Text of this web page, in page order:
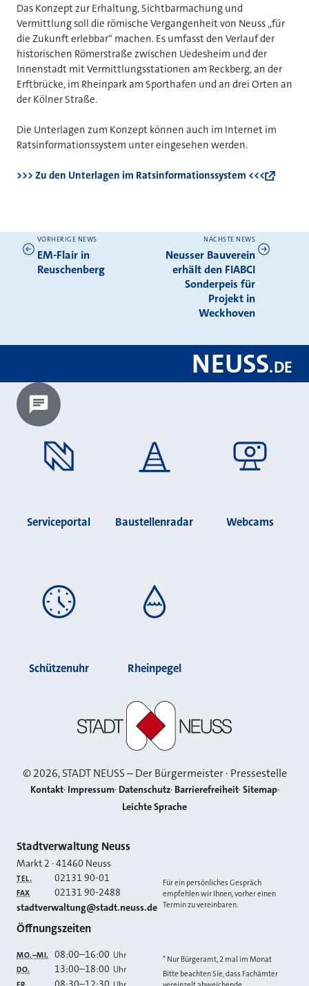
Das Konzept zur Erhaltung, Sichtbarmachung und
Vermittlung soll die römische Vergangenheit von Neuss „für
die Zukunft erlebbar“ machen. Es umfasst den Verlauf der
historischen Römerstraße zwischen Uedesheim und der
Innenstadt mit Vermittlungsstationen am Reckberg, an der
Erftbrücke, im Rheinpark am Sporthafen und an drei Orten an
der Kölner Straße.
Die Unterlagen zum Konzept können auch im Internet im
Ratsinformationssystem unter eingesehen werden.
>>> Zu den Unterlagen im Ratsinformationssystem <<<
Weitere News
VORHERIGE NEWS
EM-Flair in
Reuschenberg
NÄCHSTE NEWS
Neusser Bauverein
erhält den FIABCI
Sonderpeis für
Projekt in
Weckhoven
NEUSS.DE
Chatbot laden?
Serviceportal Baustellenradar Webcams
Schützenuhr Rheinpegel
©2026, STADT NEUSS – Der Bürgermeister · Pressestelle
Kontakt Impressum Datenschutz Barrierefreiheit Sitemap
Leichte Sprache
Kontakt
Stadtverwaltung Neuss
Markt 2 ·41460 Neuss
TEL. 02131 90-01
FAX 02131 90-2488
E-MAIL
stadtverwaltung@stadt.neuss.de
Für ein persönliches Gespräch
empfehlen wir Ihnen, vorher einen
Termin zu vereinbaren.
Öffnungszeiten
MO.–MI. 08:00–16:00 Uhr
DO. 13:00–18:00 Uhr
* Nur Bürgeramt, 2 mal im Monat
Bitte beachten Sie, dass Fachämter